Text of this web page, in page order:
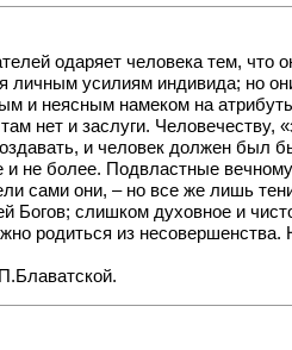
одаряет человека тем, что
усилиям индивида; но
и неясным намеком на
нет и заслуги.
и человек должен
и не более. Подвластные
сами они, – но все же лишь
Богов; слишком духовное и
родиться из